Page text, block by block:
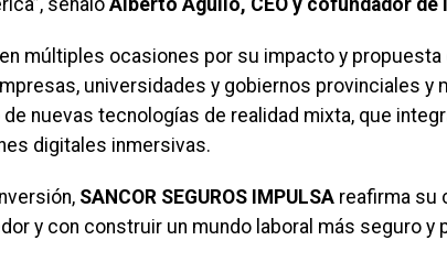
señaló Alberto Aguiló, CEO y cofundador de
múltiples ocasiones por su impacto y propuesta
universidades y gobiernos provinciales y
nuevas tecnologías de realidad mixta, que
digitales inmersivas.
SANCOR SEGUROS IMPULSA reafirma su
y con construir un mundo laboral más seguro y